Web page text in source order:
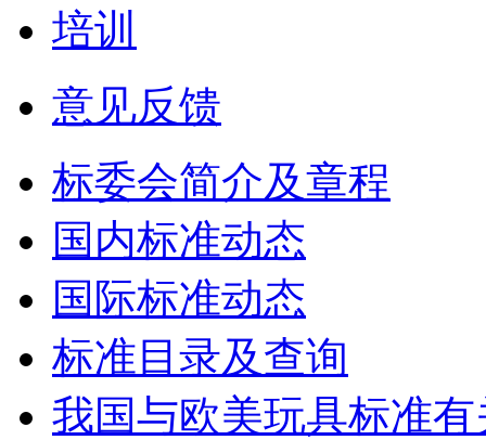
培训
意见反馈
标委会简介及章程
国内标准动态
国际标准动态
标准目录及查询
我国与欧美玩具标准